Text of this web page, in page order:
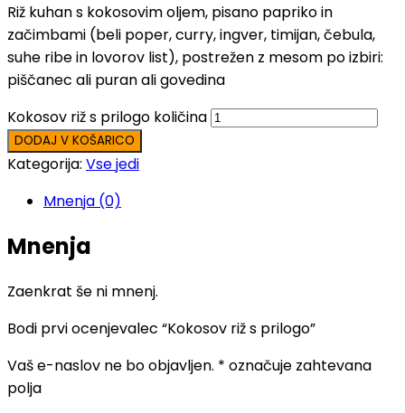
Riž kuhan s kokosovim oljem, pisano papriko in
začimbami (beli poper, curry, ingver, timijan, čebula,
suhe ribe in lovorov list), postrežen z mesom po izbiri:
piščanec ali puran ali govedina
Kokosov riž s prilogo količina
DODAJ V KOŠARICO
Kategorija: Vse jedi
Mnenja (0)
Mnenja
Zaenkrat še ni mnenj.
Bodi prvi ocenjevalec “Kokosov riž s prilogo”
Vaš e-naslov ne bo objavljen. * označuje zahtevana
polja